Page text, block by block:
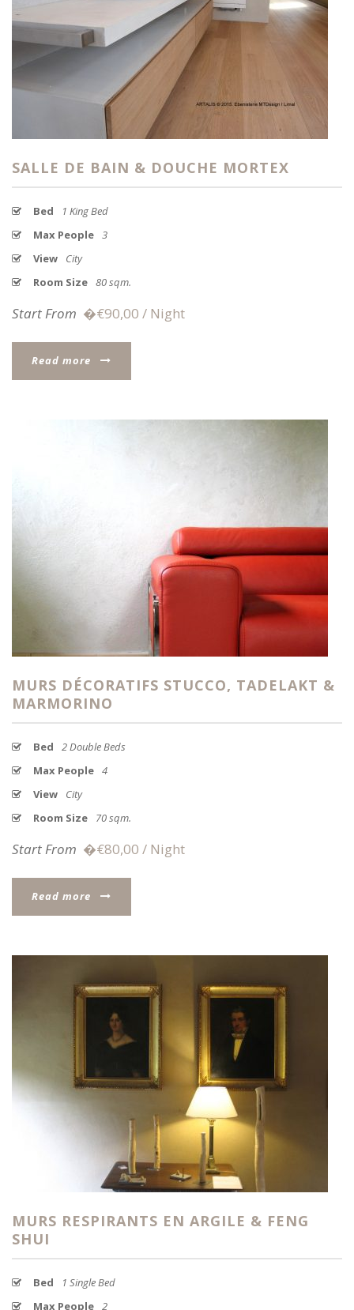
SALLE DE BAIN & DOUCHE MORTEX
Bed
1 King Bed
Max People 3
View
City
Room Size 80 sqm.
Start From �€90,00 / Night
Read more
MURS DÉCORATIFS STUCCO, TADELAKT &
MARMORINO
Bed
2 Double Beds
Max People 4
View
City
Room Size
70 sqm.
Start From �€80,00 / Night
Read more
MURS RESPIRANTS EN ARGILE & FENG
SHUI
Bed
1 Single Bed
Max People 2